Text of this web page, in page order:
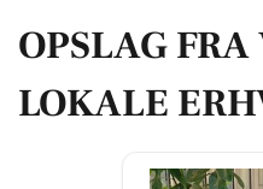
OPSLAG FRA
LOKALE